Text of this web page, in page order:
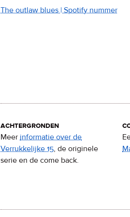
The outlaw blues | Spotify nummer
achtergronden
Meer informatie over de
Verrukkelijke 15, de originele
serie en de come back.